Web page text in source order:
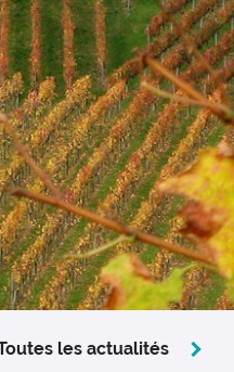
les actualités